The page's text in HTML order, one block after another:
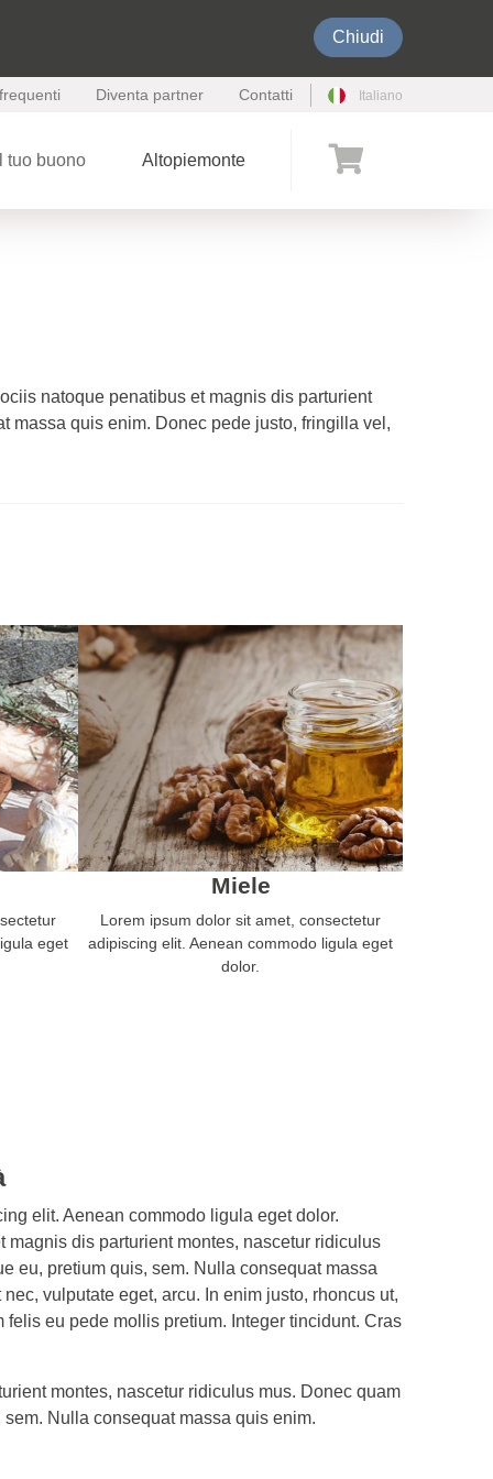
Chiudi
Diventa partner Contatti Italiano
tuo buono Altopiemonte
natoque penatibus et magnis dis parturient
massa quis enim. Donec pede justo, fringilla vel,
eget
Miele
Lorem ipsum dolor sit amet, consectetur
adipiscing elit. Aenean commodo ligula eget
dolor.
elit. Aenean commodo ligula eget dolor.
dis parturient montes, nascetur ridiculus
eu, pretium quis, sem. Nulla consequat massa
vulputate eget, arcu. In enim justo, rhoncus ut,
eu pede mollis pretium. Integer tincidunt. Cras
montes, nascetur ridiculus mus. Donec quam
Nulla consequat massa quis enim.